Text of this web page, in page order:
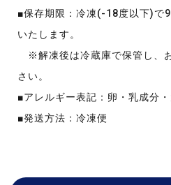
■保存期限：冷凍(-18度以下)で
いたします。
※解凍後は冷蔵庫で保管し、
さい。
■アレルギー表記：卵・乳成分
■発送方法：冷凍便